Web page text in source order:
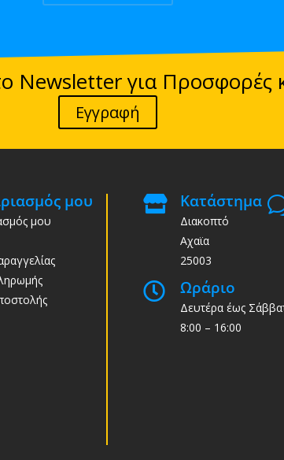
Newsletter για Προσφορές
Εγγραφή
μου
μου
 Κατάστημα
Διακοπτό
Αχαϊα
25003
 Ωράριο
Δευτέρα έως
8:00 – 16:00